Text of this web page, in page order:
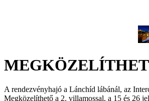
A rendezvényhajó a Lánchíd lábánál, az
Megközelíthető a 2. villamossal, a 15 és 26